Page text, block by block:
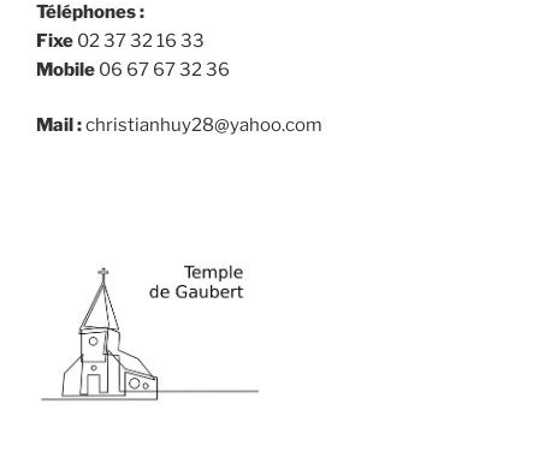
Téléphones :
Fixe 02 37 32 16 33
Mobile 06 67 67 32 36
Mail :christianhuy28@yahoo.com